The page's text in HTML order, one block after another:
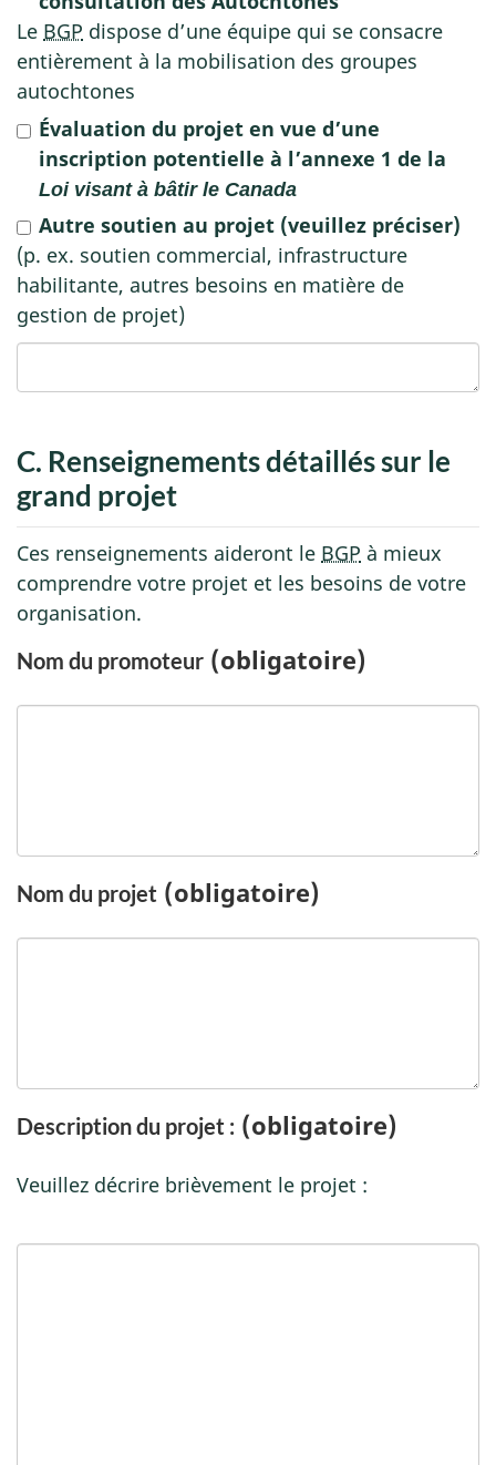
Le BGP dispose d’une équipe qui se consacre
entièrement à la mobilisation des groupes
autochtones
Évaluation du projet en vue d’une
inscription potentielle à l’annexe 1 de la
Loi visant à bâtir le Canada
Autre soutien au projet (veuillez préciser)
(p. ex. soutien commercial, infrastructure
habilitante, autres besoins en matière de
gestion de projet)
C. Renseignements détaillés sur le
grand projet
Ces renseignements aideront le BGP à mieux
comprendre votre projet et les besoins de votre
organisation.
Nom du promoteur (obligatoire)
Nom du projet (obligatoire)
Description du projet : (obligatoire)
Veuillez décrire brièvement le projet :